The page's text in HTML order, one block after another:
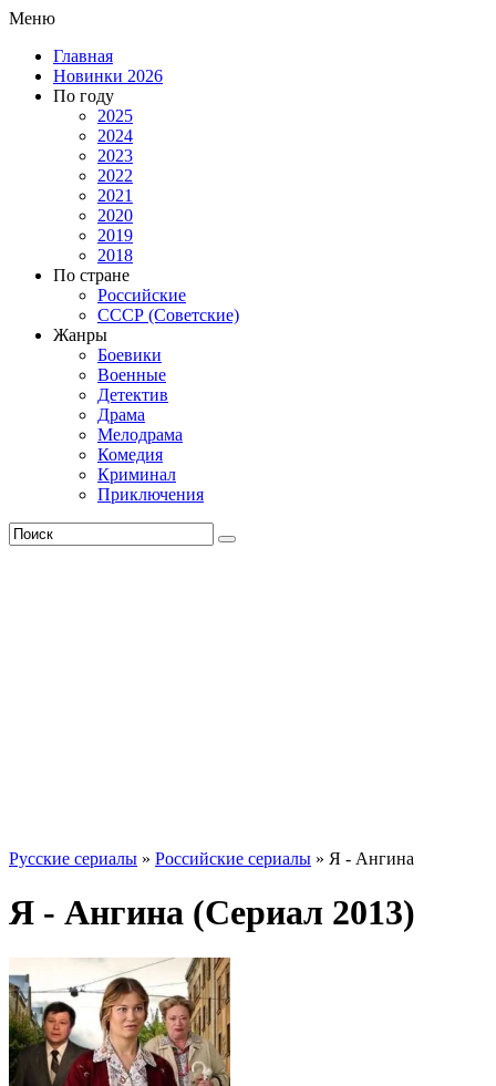
Меню
Главная
Новинки 2026
По году
2025
2024
2023
2022
2021
2020
2019
2018
По стране
Российские
СССР (Советские)
Жанры
Боевики
Военные
Детектив
Драма
Мелодрама
Комедия
Криминал
Приключения
Русские сериалы » Российские сериалы » Я - Ангина
Я - Ангина (Сериал 2013)